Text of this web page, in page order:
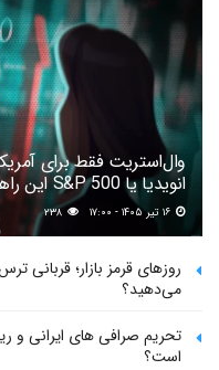
وال‌استریت فقط برای
انویدیا یا S&P 500 این راهنما را بخوانید
۲۳۸
روزهای قرمز بازار؛ قربانی
می‌دهید؟
تحریم صرافی های ایرانی و
است؟